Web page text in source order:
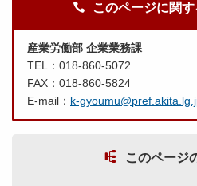
このページに関
産業労働部 企業業務課
TEL：018-860-5072
FAX：018-860-5824
E-mail： k-
このページ